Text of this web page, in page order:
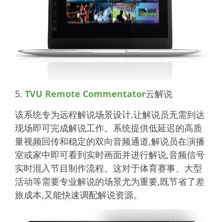
5. TVU Remote Commentator云解说
该系统专为远程解说场景设计,让解说员无需到达
现场即可完成解说工作。系统提供低延迟的高质
量视频回传和稳定的双向音频通道,解说员在演播
室或家中即可看到实时画面并进行解说,音频信号
实时混入节目制作流程。这对于体育赛事、大型
活动等需要专业解说的场景尤为重要,既节省了差
旅成本,又能快速调配解说资源。